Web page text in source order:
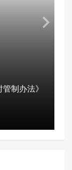
制办法》